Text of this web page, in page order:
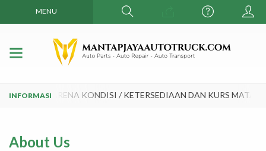
MENU
KARENA KONDISI / KETERSEDIAAN DAN KURS MATA
About Us